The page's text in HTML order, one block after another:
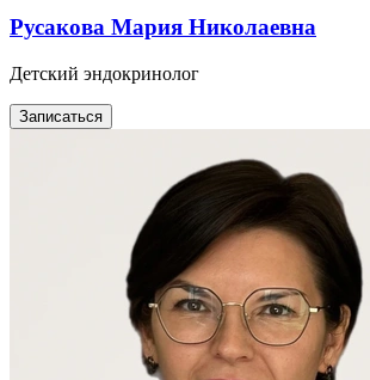
Русакова Мария Николаевна
Детский эндокринолог
Записаться